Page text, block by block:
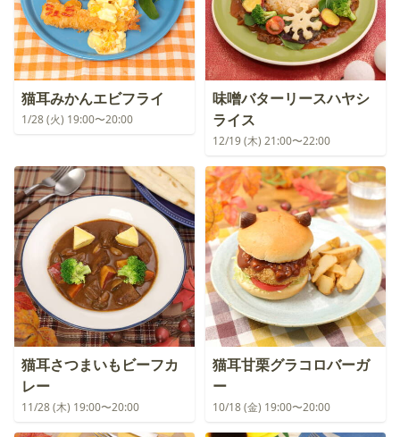
猫耳みかんエビフライ
1/28 (火) 19:00〜20:00
味噌バターリースハヤシ
ライス
12/19 (木) 21:00〜22:00
猫耳さつまいもビーフカ
レー
11/28 (木) 19:00〜20:00
猫耳甘栗グラコロバーガ
ー
10/18 (金) 19:00〜20:00